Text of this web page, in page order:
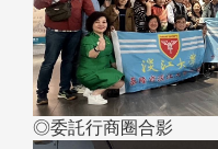
◎委託行商圈合影